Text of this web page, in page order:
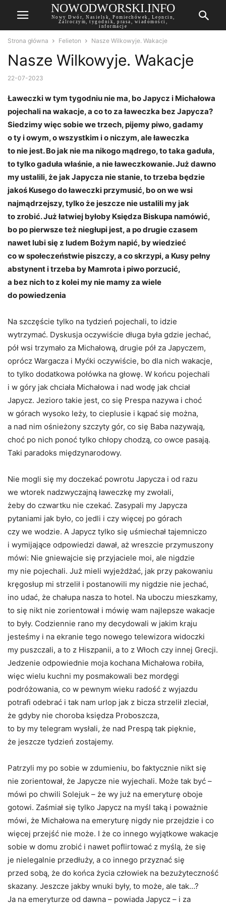
NOWODWORSKI.INFO
Nowy Dwór, Nasielsk, Pomiechówek, Leoncin,
Zalroczym, tygodnik, prasa, wiadomości,
informacje
Strona główna Felieton Nasze Wilkowyje. Wakacje
Nasze Wilkowyje. Wakacje
22-07-2023
Ławeczki w tym tygodniu nie ma, bo Japycz i Michałowa
pojechali na wakacje, a co to za ławeczka bez Japycza?
Siedzimy więc sobie we trzech, pijemy piwo, gadamy
o ty i owym, o wszystkim i o niczym, ale ławeczka
to nie jest. Bo jak nie ma nikogo mądrego, to taka gaduła,
to tylko gaduła właśnie, a nie ławeczkowanie. Już dawno
my ustalili, że jak Japycza nie stanie, to trzeba będzie
jakoś Kusego do ławeczki przymusić, bo on we wsi
najmądrzejszy, tylko że jeszcze nie ustalili my jak
to zrobić. Już łatwiej byłoby Księdza Biskupa namówić,
bo po pierwsze też niegłupi jest, a po drugie czasem
nawet lubi się z ludem Bożym napić, by wiedzieć
co w społeczeństwie piszczy, a co skrzypi, a Kusy pełny
abstynent i trzeba by Mamrota i piwo porzucić,
a bez nich to z kolei my nie mamy za wiele
do powiedzenia
Na szczęście tylko na tydzień pojechali, to idzie
wytrzymać. Dyskusja oczywiście długa była gdzie jechać,
pół wsi trzymało za Michałową, drugie pół za Japyczem,
oprócz Wargacza i Myćki oczywiście, bo dla nich wakacje,
to tylko dodatkowa połówka na głowę. W końcu pojechali
i w góry jak chciała Michałowa i nad wodę jak chciał
Japycz. Jezioro takie jest, co się Prespa nazywa i choć
w górach wysoko leży, to cieplusie i kąpać się można,
a nad nim ośnieżony szczyty gór, co się Baba nazywają,
choć po nich ponoć tylko chłopy chodzą, co owce pasają.
Taki paradoks międzynarodowy.
Nie mogli się my doczekać powrotu Japycza i od razu
we wtorek nadzwyczajną ławeczkę my zwołali,
żeby do czwartku nie czekać. Zasypali my Japycza
pytaniami jak było, co jedli i czy więcej po górach
czy we wodzie. A Japycz tylko się uśmiechał tajemniczo
i wymijające odpowiedzi dawał, aż wreszcie przymuszony
mówi: Nie gniewajcie się przyjaciele moi, ale nigdzie
my nie pojechali. Już mieli wyjeżdżać, jak przy pakowaniu
kręgosłup mi strzelił i postanowili my nigdzie nie jechać,
ino udać, że chałupa nasza to hotel. Na uboczu mieszkamy,
to się nikt nie zorientował i mówię wam najlepsze wakacje
to były. Codziennie rano my decydowali w jakim kraju
jesteśmy i na ekranie tego nowego telewizora widoczki
my puszczali, a to z Hiszpanii, a to z Włoch czy innej Grecji.
Jedzenie odpowiednie moja kochana Michałowa robiła,
więc wielu kuchni my posmakowali bez mordęgi
podróżowania, co w pewnym wieku radość z wyjazdu
potrafi odebrać i tak nam urlop jak z bicza strzelił zleciał,
że gdyby nie choroba księdza Proboszcza,
to by my telegram wysłali, że nad Prespą tak pięknie,
że jeszcze tydzień zostajemy.
Patrzyli my po sobie w zdumieniu, bo faktycznie nikt się
nie zorientował, że Japycze nie wyjechali. Może tak być –
mówi po chwili Solejuk – że wy już na emeryturę oboje
gotowi. Zaśmiał się tylko Japycz na myśl taką i poważnie
mówi, że Michałowa na emeryturę nigdy nie przejdzie i co
więcej przejść nie może. I że co innego wyjątkowe wakacje
sobie w domu zrobić i nawet poflirtować z myślą, że się
je nielegalnie przedłuży, a co innego przyznać się
przed sobą, że do końca życia człowiek na bezużyteczność
skazany. Jeszcze jakby wnuki były, to może, ale tak…?
Ja na emeryturze od dawna – powiada Japycz – i za